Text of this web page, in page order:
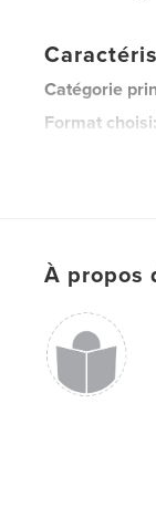
Catégorie
Format choisi:
Date de
Nils Krueger
Sculpture
À propos